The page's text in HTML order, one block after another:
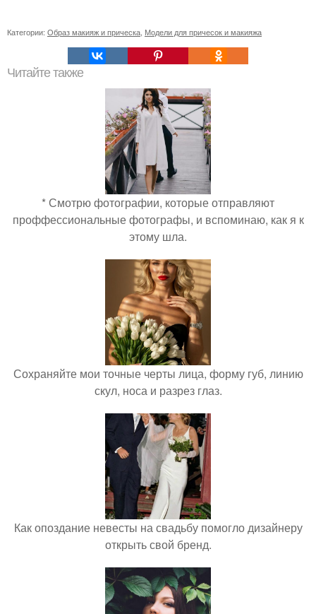
Категории: Образ макияж и прическа Модели для причесок и макияжа
Читайте также
* Смотрю фотографии, которые отправляют
проффессиональные фотографы, и вспоминаю, как я к
этому шла.
Сохраняйте мои точные черты лица, форму губ, линию
скул, носа и разрез глаз.
Как опоздание невесты на свадьбу помогло дизайнеру
открыть свой бренд.